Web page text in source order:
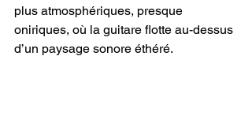
plus atmosphériques, presque
oniriques, où la guitare flotte au-dessus
d’un paysage sonore éthéré.